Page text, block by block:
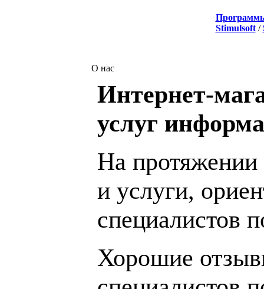
Stimulsoft/
О нас
Интернет-
услуг
На протяжении
и услуги,
специалистов
Хорошие